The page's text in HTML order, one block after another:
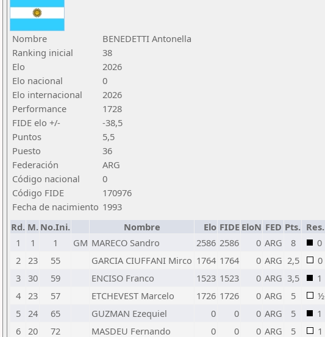
Nombre
BENEDETTI Antonella
Ranking inicial
38
Elo
2026
Elo nacional
0
Elo internacional
2026
Performance
1728
FIDE elo +/-
-38,5
Puntos
5,5
Puesto
36
Federación
ARG
Código nacional
0
Código FIDE
170976
Fecha de nacimiento 1993
Rd. M. No.Ini. Nombre Elo FIDE EloN FED Pts. Res.
1
1 1 GM MARECO Sandro 2586 2586 0 ARG 8 0
2 23 55 GARCIA CIUFFANI Mirco 1764 1764 0 ARG 2,5 0
3 30 59 ENCISO Franco 1523 1523 0 ARG 3,5 1
4 23 57 ETCHEVEST Marcelo 1726 1726 0 ARG 5 ½
5 24 65 GUZMAN Ezequiel 0 0 0 ARG 5
1
6 20 72 MASDEU Fernando 0 0 0 ARG 5 1